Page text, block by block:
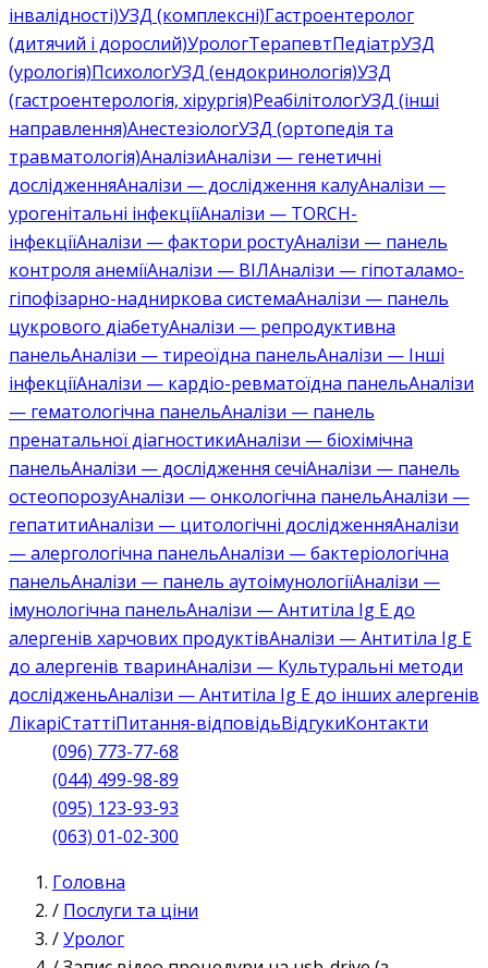
інвалідності)УЗД (комплексні)Гастроентеролог
(дитячий і дорослий)УрологТерапевтПедіатрУЗД
(урологія)ПсихологУЗД (ендокринологія)УЗД
(гастроентерологія, хірургія)РеабілітологУЗД (інші
направлення)АнестезіологУЗД (ортопедія та
травматологія)АналізиАналізи — генетичні
дослідженняАналізи — дослідження калуАналізи —
урогенітальні інфекціїАналізи — TORCH-
інфекціїАналізи — фактори ростуАналізи — панель
контроля анеміїАналізи — ВІЛАналізи — гіпоталамо-
гіпофізарно-надниркова системаАналізи — панель
цукрового діабетуАналізи — репродуктивна
панельАналізи — тиреоїдна панельАналізи — Інші
інфекціїАналізи — кардіо-ревматоїдна панельАналізи
— гематологічна панельАналізи — панель
пренатальної діагностикиАналізи — біохімічна
панельАналізи — дослідження сечіАналізи — панель
остеопорозуАналізи — онкологічна панельАналізи —
гепатитиАналізи — цитологічні дослідженняАналізи
— алергологічна панельАналізи — бактеріологічна
панельАналізи — панель аутоімунологіїАналізи —
імунологічна панельАналізи — Антитіла Ig E до
алергенів харчових продуктівАналізи — Антитіла Ig E
до алергенів тваринАналізи — Культуральні методи
дослідженьАналізи — Антитіла Ig E до інших алергенів
ЛікаріСтаттіПитання-відповідьВідгукиКонтакти
(096) 773-77-68
(044) 499-98-89
(095) 123-93-93
(063) 01-02-300
Головна
/ Послуги та ціни
/Уролог